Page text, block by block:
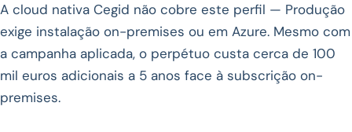
A cloud nativa Cegid não cobre este perfil — Produção
exige instalação on-premises ou em Azure. Mesmo com
a campanha aplicada, o perpétuo custa cerca de 100
mil euros adicionais a 5 anos face à subscrição on-
premises.